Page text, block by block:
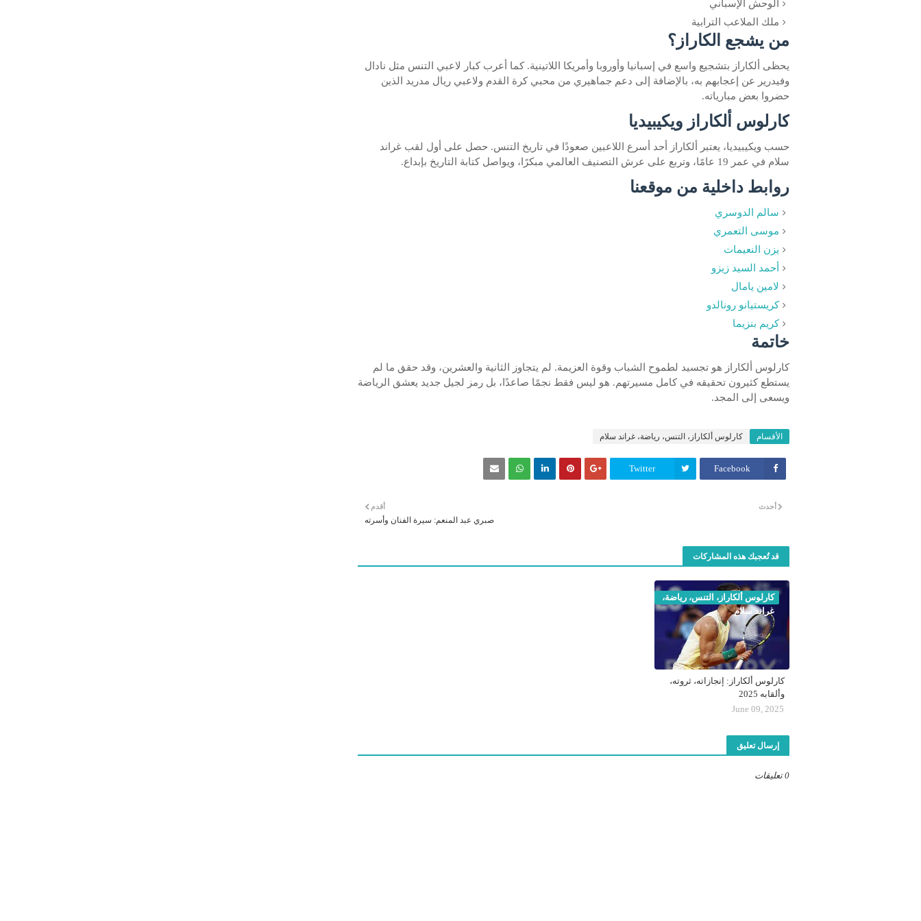
الوحش الإسباني
ملك الملاعب الترابية
من يشجع الكاراز؟
يحظى ألكاراز بتشجيع واسع في إسبانيا وأوروبا وأمريكا اللاتينية. كما أعرب كبار لاعبي التنس مثل نادال
وفيدرير عن إعجابهم به، بالإضافة إلى دعم جماهيري من محبي كرة القدم ولاعبي ريال مدريد الذين
حضروا بعض مبارياته.
كارلوس ألكاراز ويكيبيديا
حسب ويكيبيديا، يعتبر ألكاراز أحد أسرع اللاعبين صعودًا في تاريخ التنس. حصل على أول لقب غراند
سلام في عمر 19 عامًا، وتربع على عرش التصنيف العالمي مبكرًا، ويواصل كتابة التاريخ بإبداع.
روابط داخلية من موقعنا
سالم الدوسري
موسى التعمري
يزن النعيمات
أحمد السيد زيزو
لامين يامال
كريستيانو رونالدو
كريم بنزيما
خاتمة
كارلوس ألكاراز هو تجسيد لطموح الشباب وقوة العزيمة. لم يتجاوز الثانية والعشرين، وقد حقق ما لم
يستطع كثيرون تحقيقه في كامل مسيرتهم. هو ليس فقط نجمًا صاعدًا، بل رمز لجيل جديد يعشق الرياضة
ويسعى إلى المجد.
الأقسام كارلوس ألكاراز، التنس، رياضة، غراند سلام
Facebook
Twitter
أحدث أقدم
صبري عبد المنعم: سيرة الفنان وأسرته
قد تُعجبك هذه المشاركات
كارلوس ألكاراز، التنس، رياضة،
غراند سلام
كارلوس ألكاراز: إنجازاته، ثروته،
وألقابه 2025
June 09, 2025
إرسال تعليق
0 تعليقات